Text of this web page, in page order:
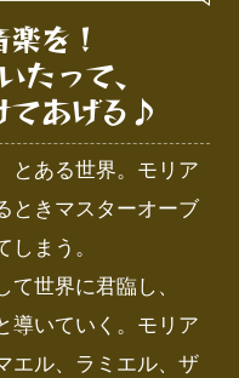
を！
たって、
てあげる♪
とある世界。モリア
ときマスターオーブ
まう。
世界に君臨し、
導いていく。モリア
エル、ラミエル、ザ